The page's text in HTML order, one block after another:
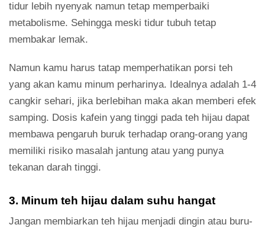
tidur lebih nyenyak namun tetap memperbaiki
metabolisme. Sehingga meski tidur tubuh tetap
membakar lemak.
Namun kamu harus tatap memperhatikan porsi teh
yang akan kamu minum perharinya. Idealnya adalah 1-4
cangkir sehari, jika berlebihan maka akan memberi efek
samping. Dosis kafein yang tinggi pada teh hijau dapat
membawa pengaruh buruk terhadap orang-orang yang
memiliki risiko masalah jantung atau yang punya
tekanan darah tinggi.
3. Minum teh hijau dalam suhu hangat
Jangan membiarkan teh hijau menjadi dingin atau buru-